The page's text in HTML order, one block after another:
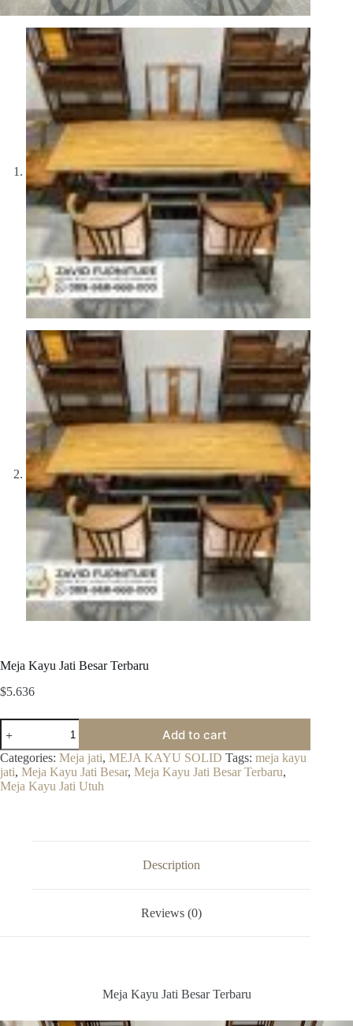
Meja Kayu Jati Besar Terbaru
$5.636
Meja
Kayu
Jati
Besar
Terbaru
quantity
Add to cart
Categories: Meja jati, MEJA KAYU SOLID Tags: meja kayu
jati, Meja Kayu Jati Besar, Meja Kayu Jati Besar Terbaru,
Meja Kayu Jati Utuh
Description
Reviews (0)
Meja Kayu Jati Besar Terbaru